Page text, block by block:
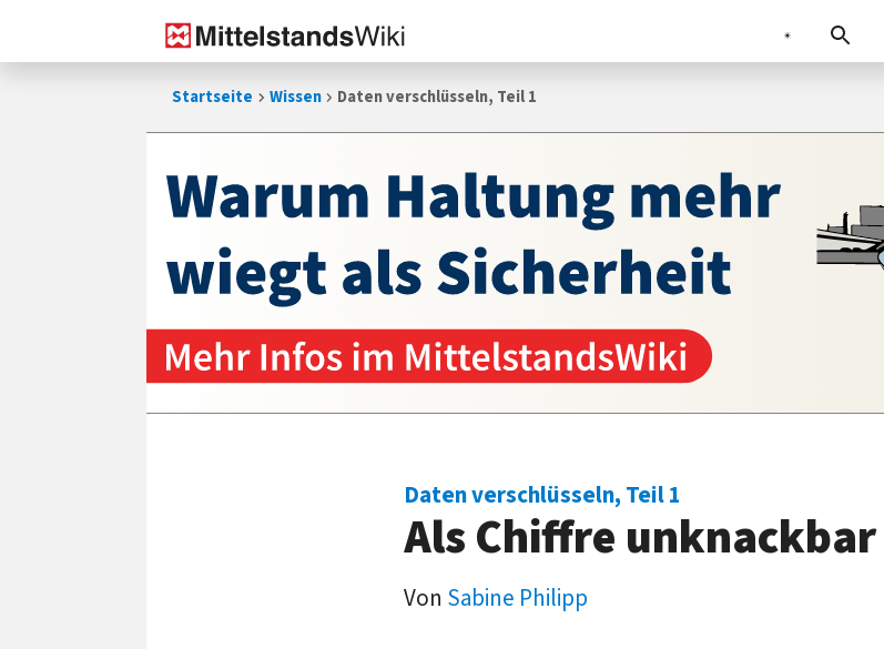
Startseite Wissen Daten verschlüsseln, Teil 1
Daten verschlüsseln, Teil 1
Als Chiffre unknackbar
Von Sabine Philipp